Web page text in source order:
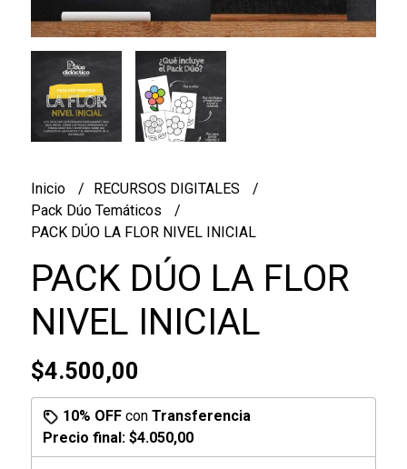
Inicio
RECURSOS DIGITALES
Pack Dúo Temáticos
PACK DÚO LA FLOR NIVEL INICIAL
PACK DÚO LA FLOR
NIVEL INICIAL
$4.500,00
10% OFFcon Transferencia
Precio final: $4.050,00